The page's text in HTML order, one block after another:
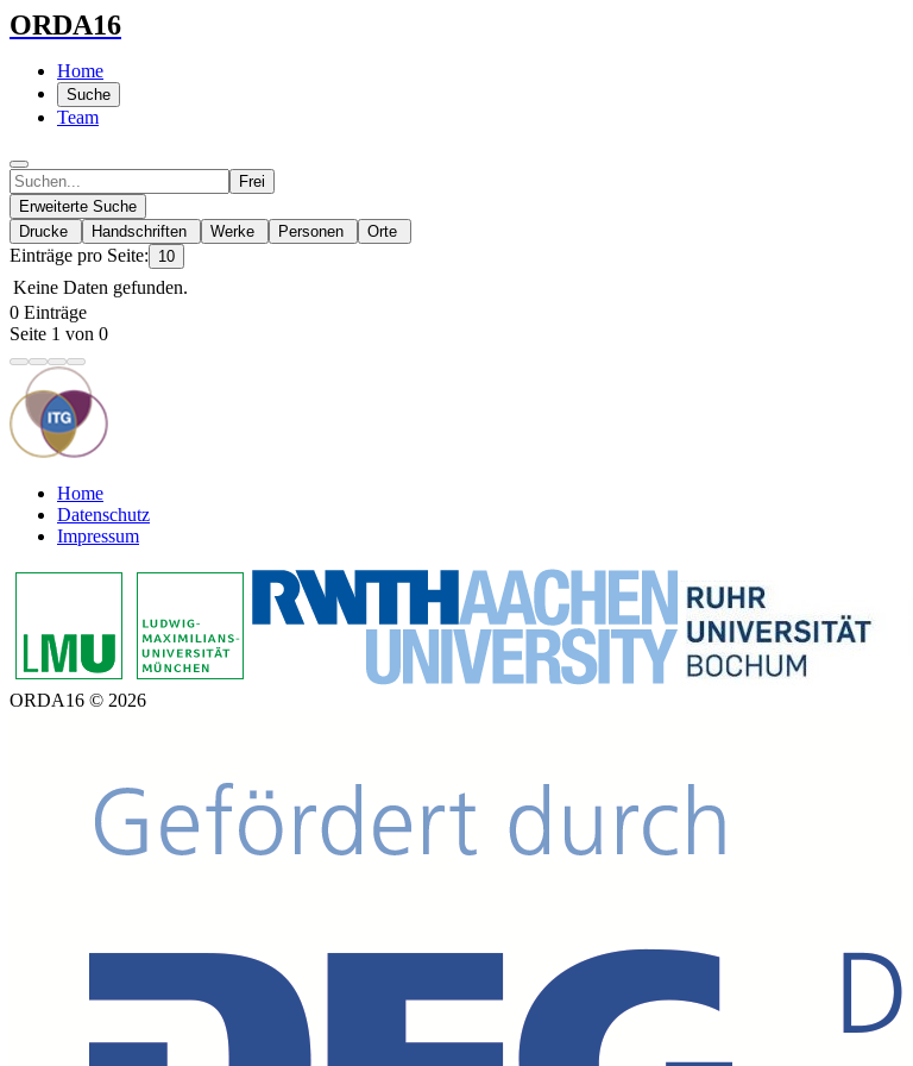
ORDA16
Home
Suche
Team
Frei
Erweiterte Suche
Drucke
Handschriften Werke Personen Orte
Einträge pro Seite: 10
Keine Daten gefunden.
0 Einträge
Seite 1 von 0
Home
Datenschutz
Impressum
ORDA16 © 2026